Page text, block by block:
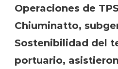
Operaciones de
Chiuminatto,
Sostenibilidad del
portuario,